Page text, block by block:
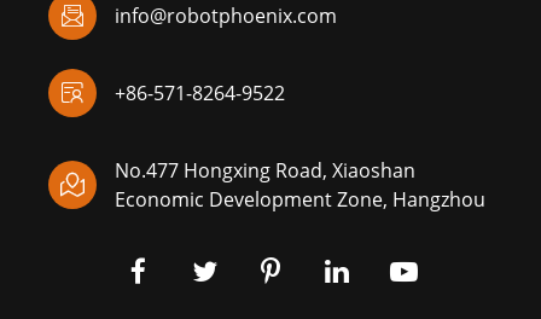
info@robotphoenix.com

+86-571-8264-9522


No.477 Hongxing Road, Xiaoshan
Economic Development Zone, Hangzhou